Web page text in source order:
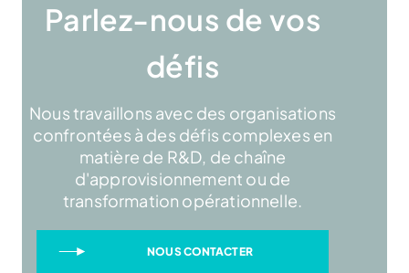
Parlez-nous de vos
défis
Nous travaillons avec des organisations
confrontées à des défis complexes en
matière de R&D, de chaîne
d'approvisionnement ou de
transformation opérationnelle.
NOUS CONTACTER